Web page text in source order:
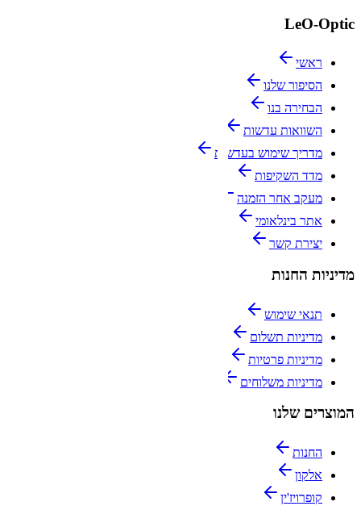
LeO-Optic
ראשי
הסיפור שלנו
הבחירה בנו
השוואות עדשות
מדריך שימוש בעדשות
מדד השקיפות
מעקב אחר הזמנה
אתר בינלאומי
יצירת קשר
מדיניות החנות
תנאי שימוש
מדיניות תשלום
מדיניות פרטיות
מדיניות משלוחים
המוצרים שלנו
החנות
אלקון
קופרויז'ין